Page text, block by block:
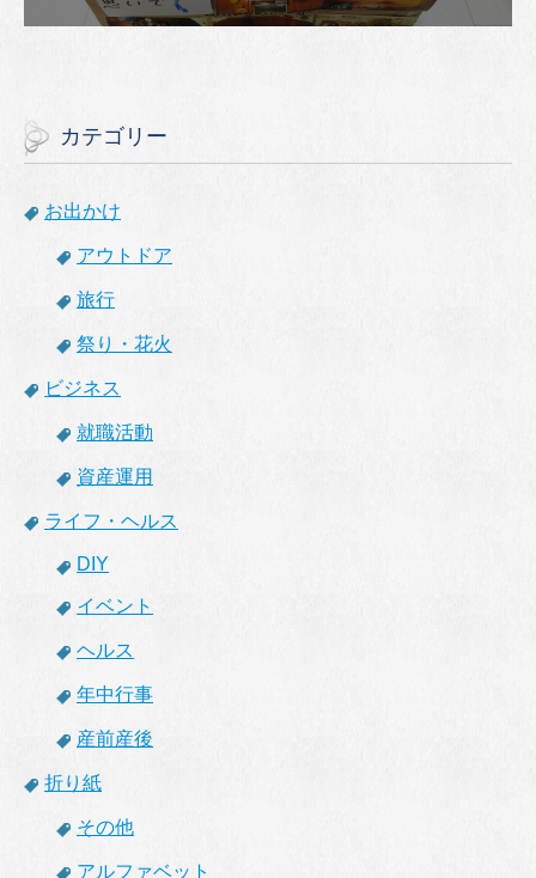
カテゴリー
お出かけ
アウトドア
旅行
祭り・花火
ビジネス
就職活動
資産運用
ライフ・ヘルス
DIY
イベント
ヘルス
年中行事
産前産後
折り紙
その他
アルファベット